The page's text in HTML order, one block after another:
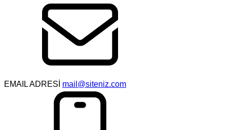
EMAIL ADRESİ mail@siteniz.com